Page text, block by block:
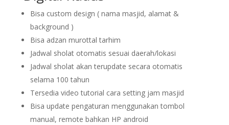
Bisa custom design ( nama masjid, alamat &
background )
Bisa adzan murottal tarhim
Jadwal sholat otomatis sesuai daerah/lokasi
Jadwal sholat akan terupdate secara otomatis
selama 100 tahun
Tersedia video tutorial cara setting jam masjid
Bisa update pengaturan menggunakan tombol
manual, remote bahkan HP android